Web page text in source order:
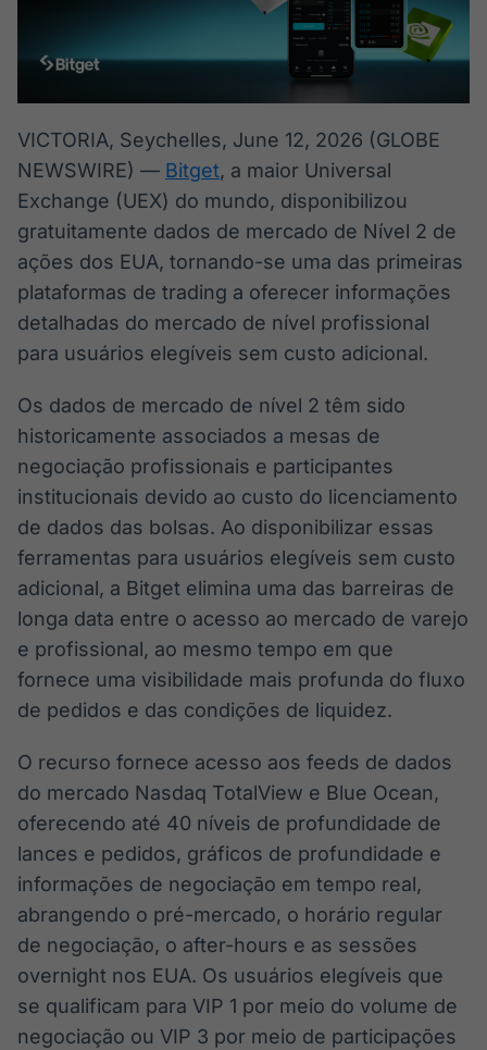
Broadcast
Radar
Monitoramento
conteúdos
Broadcast
Fundos
de investimento
no Brasil
BroadFast
Em breve
Gestão de
Investimentos
Em breve
Crédito
VICTORIA, Seychelles, June 12, 2026 (GLOBE
NEWSWIRE) — Bitget, a maior Universal
Exchange (UEX) do mundo, disponibilizou
gratuitamente dados de mercado de Nível 2 de
ações dos EUA, tornando-se uma das primeiras
plataformas de trading a oferecer informações
detalhadas do mercado de nível profissional
para usuários elegíveis sem custo adicional.
Os dados de mercado de nível 2 têm sido
historicamente associados a mesas de
negociação profissionais e participantes
institucionais devido ao custo do licenciamento
de dados das bolsas. Ao disponibilizar essas
ferramentas para usuários elegíveis sem custo
adicional, a Bitget elimina uma das barreiras de
longa data entre o acesso ao mercado de varejo
e profissional, ao mesmo tempo em que
fornece uma visibilidade mais profunda do fluxo
de pedidos e das condições de liquidez.
O recurso fornece acesso aos feeds de dados
do mercado Nasdaq TotalView e Blue Ocean,
oferecendo até 40 níveis de profundidade de
lances e pedidos, gráficos de profundidade e
informações de negociação em tempo real,
abrangendo o pré-mercado, o horário regular
de negociação, o after-hours e as sessões
overnight nos EUA. Os usuários elegíveis que
se qualificam para VIP 1 por meio do volume de
negociação ou VIP 3 por meio de participações